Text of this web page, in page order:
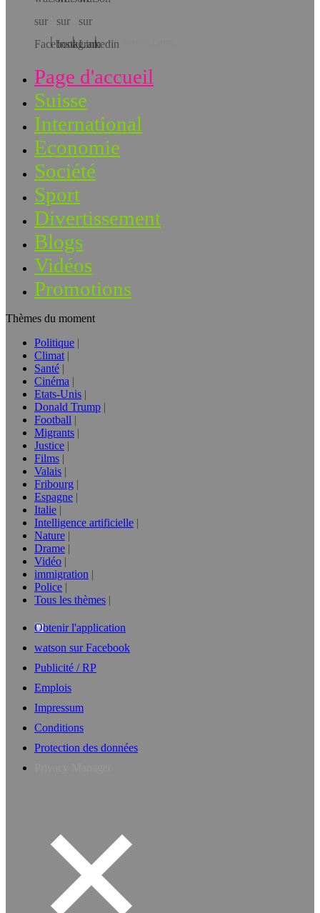
Téléchargez l’app!
Page d'accueil
Suisse
International
Economie
Société
Sport
Divertissement
Blogs
Vidéos
Promotions
Thèmes du moment
Politique
Climat
Santé
Cinéma
Etats-Unis
Donald Trump
Football
Migrants
Justice
Films
Valais
Fribourg
Espagne
Italie
Intelligence artificielle
Nature
Drame
Vidéo
immigration
Police
Tous les thèmes
Obtenir l'application
watson sur Facebook
Publicité / RP
Emplois
Impressum
Conditions
Protection des données